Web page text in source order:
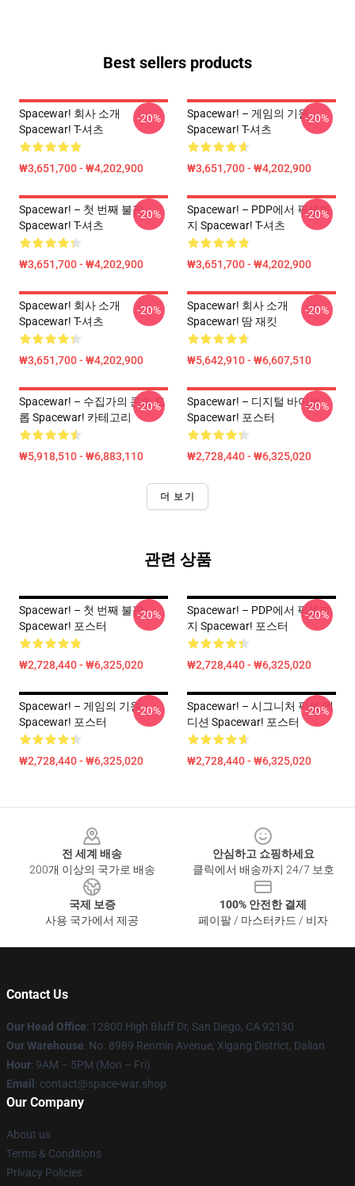
Best sellers products
Spacewar! 회사 소개
Spacewar! T-셔츠
₩3,651,700 - ₩4,202,900
-20%
Spacewar! – 게임의 기원
Spacewar! T-셔츠
₩3,651,700 - ₩4,202,900
-20%
Spacewar! – 첫 번째 불판
Spacewar! T-셔츠
₩3,651,700 - ₩4,202,900
-20%
Spacewar! – PDP에서 픽셀까
지 Spacewar! T-셔츠
₩3,651,700 - ₩4,202,900
-20%
Spacewar! 회사 소개
Spacewar! T-셔츠
₩3,651,700 - ₩4,202,900
-20%
Spacewar! 회사 소개
Spacewar! 땀 재킷
₩5,642,910 - ₩6,607,510
-20%
Spacewar! – 수집가의 콘솔 드
롭 Spacewar! 카테고리
₩5,918,510 - ₩6,883,110
-20%
Spacewar! – 디지털 바이브
Spacewar! 포스터
₩2,728,440 - ₩6,325,020
-20%
더 보기
관련 상품
Spacewar! – 첫 번째 불판
Spacewar! 포스터
₩2,728,440 - ₩6,325,020
-20%
Spacewar! – PDP에서 픽셀까
지 Spacewar! 포스터
₩2,728,440 - ₩6,325,020
-20%
Spacewar! – 게임의 기원
Spacewar! 포스터
₩2,728,440 - ₩6,325,020
-20%
Spacewar! – 시그니처 픽셀 에
디션 Spacewar! 포스터
₩2,728,440 - ₩6,325,020
-20%
전 세계 배송
200개 이상의 국가로 배송
안심하고 쇼핑하세요
클릭에서 배송까지 24/7 보호
국제 보증
사용 국가에서 제공
100% 안전한 결제
페이팔 / 마스터카드 / 비자
Contact Us
Our Head Office: 12800 High Bluff Dr, San Diego, CA 92130
Our Warehouse: No. 8989 Renmin Avenue, Xigang District, Dalian
Hour: 9AM – 5PM (Mon – Fri)
Email : contact@space-war.shop
Our Company
About us
Terms & Conditions
Privacy Policies